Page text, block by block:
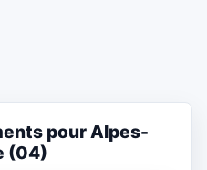
pour Alpes-
(04)